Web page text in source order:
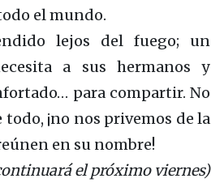
el mundo.
lejos del fuego; un
a sus hermanos y
para compartir. No
¡no nos privemos de la
en su nombre!
el próximo viernes)